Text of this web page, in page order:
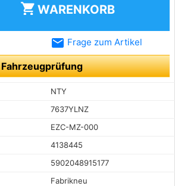
shopping_cart WARENKORB
email Frage zum Artikel
Fahrzeugprüfung
NTY
7637YLNZ
EZC-MZ-000
4138445
5902048915177
Fabrikneu